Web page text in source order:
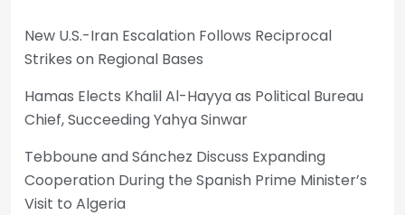
New U.S.-Iran Escalation Follows Reciprocal
Strikes on Regional Bases
Hamas Elects Khalil Al-Hayya as Political Bureau
Chief, Succeeding Yahya Sinwar
Tebboune and Sánchez Discuss Expanding
Cooperation During the Spanish Prime Minister’s
Visit to Algeria